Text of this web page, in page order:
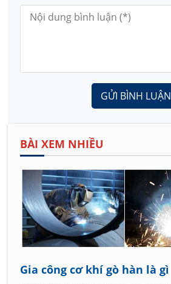
GỬI BÌNH LUẬN
BÀI XEM NHIỀU
Gia công cơ khí gò hàn là gì